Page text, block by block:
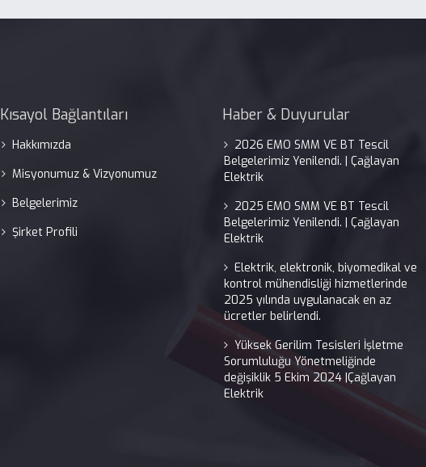
Kısayol Bağlantıları
Hakkımızda
Misyonumuz & Vizyonumuz
Belgelerimiz
Şirket Profili
Haber & Duyurular
2026 EMO SMM VE BT Tescil
Belgelerimiz Yenilendi. | Çağlayan
Elektrik
2025 EMO SMM VE BT Tescil
Belgelerimiz Yenilendi. | Çağlayan
Elektrik
Elektrik, elektronik, biyomedikal ve
kontrol mühendisliği hizmetlerinde
2025 yılında uygulanacak en az
ücretler belirlendi.
Yüksek Gerilim Tesisleri İşletme
Sorumluluğu Yönetmeliğinde
değişiklik 5 Ekim 2024 |Çağlayan
Elektrik